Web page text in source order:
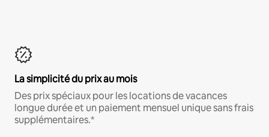
La simplicité du prix au mois
Des prix spéciaux pour les locations de vacances
longue durée et un paiement mensuel unique sans frais
supplémentaires.*